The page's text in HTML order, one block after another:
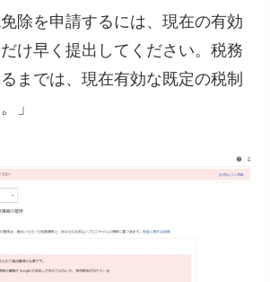
除を申請するには、現在の有効
け早く提出してください。税務
までは、現在有効な既定の税制
」